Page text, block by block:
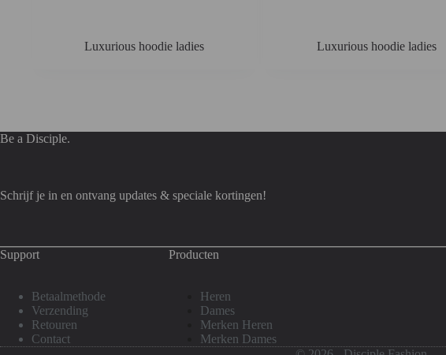
Luxurious hoodie ladies Luxurious hoodie ladies
Be a Disciple.
Schrijf je in en ontvang updates & speciale kortingen!
Support
Betaalmethode
Verzending
Retouren
Contact
Producten
Heren
Dames
Merken Heren
Merken Dames